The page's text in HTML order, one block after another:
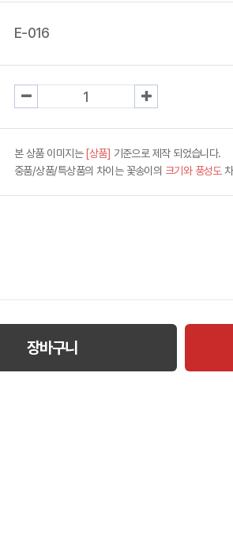
E-016
본 상품 이미지는 [상품] 기준으로 제작 되었습니다.
중품/상품/특상품의 차이는 꽃송이의 크기와 풍성도
장바구니